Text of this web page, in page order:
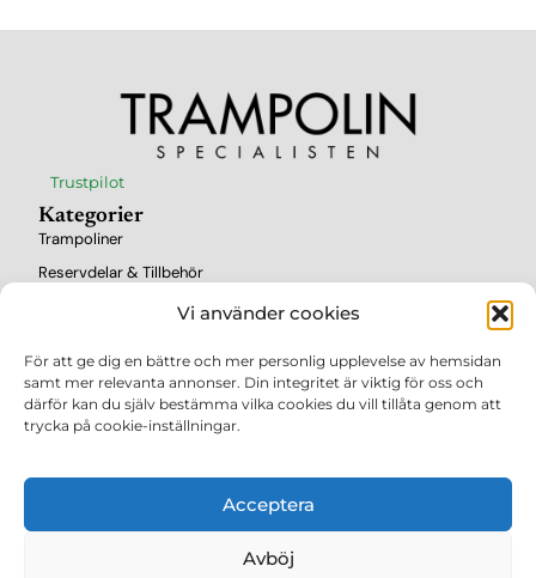
Vi använder cookies
För att ge dig en bättre och mer personlig upplevelse av hemsidan
samt mer relevanta annonser. Din integritet är viktig för oss och
därför kan du själv bestämma vilka cookies du vill tillåta genom att
trycka på cookie-inställningar.
Acceptera
Avböj
Trustpilot
Kategorier
Trampoliner
Reservdelar & Tillbehör
Köpguide
Säkerhet
Köpvillkor